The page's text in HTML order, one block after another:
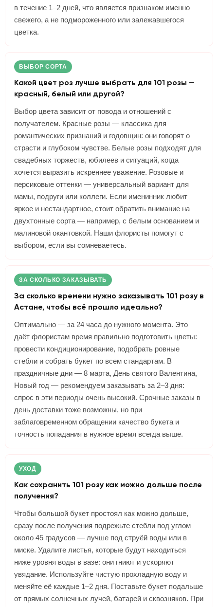
в течение 1–2 дней, что является признаком именно
свежего, а не подмороженного или залежавшегося
цветка.
ВЫБОР СОРТА
Какой цвет роз лучше выбрать для 101 розы —
красный, белый или другой?
Выбор цвета зависит от повода и отношений с
получателем. Красные розы — классика для
романтических признаний и годовщин: они говорят о
страсти и глубоком чувстве. Белые розы подходят для
свадебных торжеств, юбилеев и ситуаций, когда
хочется выразить искреннее уважение. Розовые и
персиковые оттенки — универсальный вариант для
мамы, подруги или коллеги. Если именинник любит
яркое и нестандартное, стоит обратить внимание на
двухтонные сорта — например, с белым основанием и
малиновой окантовкой. Наши флористы помогут с
выбором, если вы сомневаетесь.
ЗА СКОЛЬКО ЗАКАЗЫВАТЬ
За сколько времени нужно заказывать 101 розу в
Астане, чтобы всё прошло идеально?
Оптимально — за 24 часа до нужного момента. Это
даёт флористам время правильно подготовить цветы:
провести кондиционирование, подобрать ровные
стебли и собрать букет по всем стандартам. В
праздничные дни — 8 марта, День святого Валентина,
Новый год — рекомендуем заказывать за 2–3 дня:
спрос в эти периоды очень высокий. Срочные заказы в
день доставки тоже возможны, но при
заблаговременном обращении качество букета и
точность попадания в нужное время всегда выше.
УХОД
Как сохранить 101 розу как можно дольше после
получения?
Чтобы большой букет простоял как можно дольше,
сразу после получения подрежьте стебли под углом
около 45 градусов — лучше под струёй воды или в
миске. Удалите листья, которые будут находиться
ниже уровня воды в вазе: они гниют и ускоряют
увядание. Используйте чистую прохладную воду и
меняйте её каждые 1–2 дня. Поставьте букет подальше
от прямых солнечных лучей, батарей и сквозняков. При